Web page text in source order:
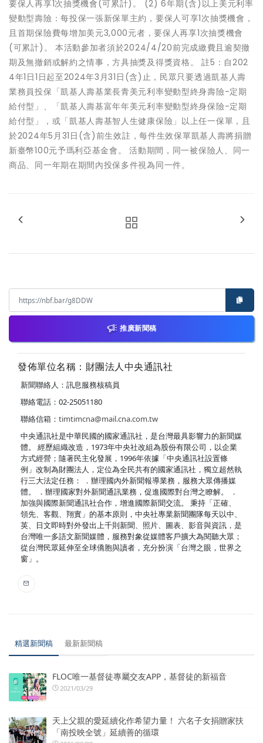
要保人再享1次抽獎機會(可累計)。 (2) 6年期(含)以上美元利率
變動型壽險：每投保一張新保單主約，要保人可享1次抽獎機會，
且首期保險費每增加美元3,000元者，要保人再享1次抽獎機會
(可累計)。 本活動參加者須於2024/4/20前完成繳費且逾契撤
期及無撤銷或解約之情事，方具抽獎及得獎資格。 註5：自202
4年1日1日起至2024年3月31日(含)止，民眾只要透過凱基人壽
業務員投保「凱基人壽基業長青美元利率變動型終身壽險-定期
給付型」、「凱基人壽基富年年美元利率變動型終身保險-定期
給付型」，或「凱基人壽基智人生健康保險」以上任一保單，且
於2024年5月31日(含)前生效註，每件生效保單凱基人壽將捐贈
新臺幣100元予瑪利亞基金會。 活動期間，同一被保險人、同一
商品、同一年期在期間內投保多件視為同一件。
推廣新聞稿
發佈單位名稱：財團法人中央通訊社
新聞聯絡人：訊息服務核稿員
聯絡電話：02-25051180
聯絡信箱： timtimcna@mail.cna.com.tw
中央通訊社是中華民國的國家通訊社，是台灣最具影響力的新聞媒
體。 經歷組織改造，1973年中央社改組為股份有限公司，以企業
方式經營；隨著民主化發展，1996年依據「中央通訊社設置條
例」改制為財團法人，定位為全民共有的國家通訊社，獨立超然執
行三大法定任務： ．辦理國內外新聞報導業務，服務大眾傳播媒
體。 ．辦理國家對外新聞通訊業務，促進國際對台灣之瞭解。 ．
加強與國際新聞通訊社合作，增進國際新聞交流。 秉持「正確、
領先、客觀、翔實」的基本原則，中央社專業新聞團隊每天以中、
英、日文即時對外發出上千則新聞、照片、圖表、影音與資訊，是
台灣唯一多語文新聞媒體，服務對象從媒體客戶擴大為閱聽大眾；
從台灣民眾延伸至全球僑胞與讀者，充分扮演「台灣之眼，世界之
窗」。
精選新聞稿 最新新聞稿
FLOC唯一基督徒專屬交友APP，基督徒的新福音
2021/03/29
天上父親的愛延續化作希望力量！ 六名子女捐贈家扶
「南投映全號」延續善的循環